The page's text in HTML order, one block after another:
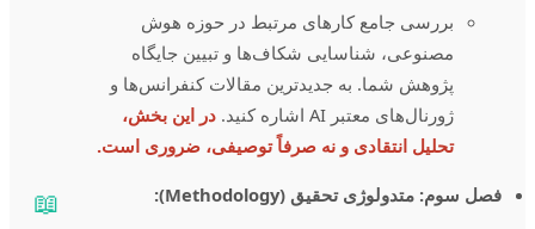
بررسی جامع کارهای مرتبط در حوزه هوش
مصنوعی، شناسایی شکاف‌ها و تبیین جایگاه
پژوهش شما. به جدیدترین مقالات کنفرانس‌ها و
ژورنال‌های معتبر AI اشاره کنید.
در این بخش،
تحلیل انتقادی و نه صرفاً توصیفی، ضروری است.
📖 فصل سوم: متدولوژی تحقیق (Methodology):